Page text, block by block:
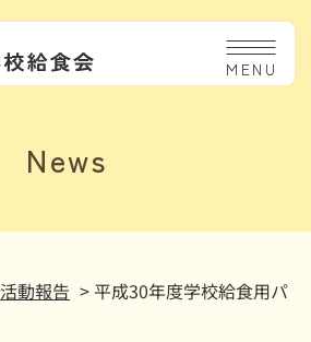
MENU
News
活動報告 > 平成30年度学校給食用パ